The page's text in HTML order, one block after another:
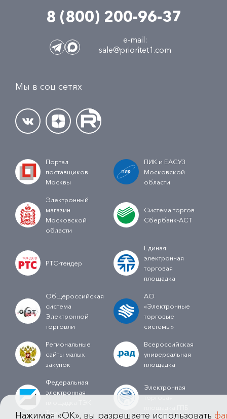
8 (800) 200-96-37
e-mail:
sale@prioritet1.com
Мы в соц сетях
Портал
поставщиков
Москвы
ПИК и ЕАСУЗ
Московской
области
Электронный
магазин
Московской
области
Система торгов
Сбербанк-АСТ
РТС-тендер
Единая
электронная
торговая
площадка
Общероссийская
система
Электронной
торговли
АО
«Электронные
торговые
системы»
Региональные
сайты малых
закупок
Всероссийская
универсальная
площадка
Федеральная
электронная
Торг
Электронная
торговая
Нажимая «OK», вы разрешаете использовать